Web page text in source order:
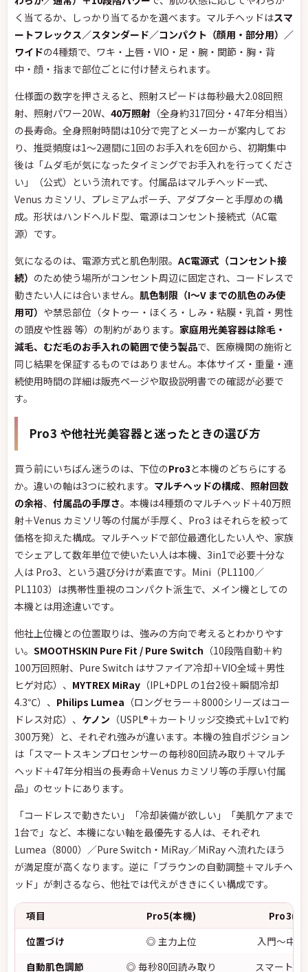
く当てるか、しっかり当てるかを選べます。マルチヘッドはスマ
ートフレックス／スタンダード／コンパクト（顔用・部分用）／
ワイドの4種類で、ワキ・上唇・VIO・足・腕・関節・胸・背
中・顔・指まで部位ごとに付け替えられます。
仕様面の数字を押さえると、照射スピードは毎秒最大2.08回照
射、照射パワー20W、 40万照射 （全身約317回分・47年分相当）
の長寿命。全身照射時間は10分で完了とメーカーが案内してお
り、推奨頻度は1〜2週間に1回のお手入れを6回から、初期集中
後は「ムダ毛が気になったタイミングでお手入れを行ってくださ
い」（公式）という流れです。付属品はマルチヘッド一式、
Venus カミソリ、プレミアムポーチ、アダプターと手厚めの構
成。形状はハンドヘルド型、電源はコンセント接続式（AC電
源）です。
気になるのは、電源方式と肌色制限。 AC電源式（コンセント接
続） のため使う場所がコンセント周辺に固定され、コードレスで
動きたい人には合いません。 肌色制限（I〜V までの肌色のみ使
用可） や禁忌部位（タトゥー・ほくろ・しみ・粘膜・乳首・男性
の頭皮や性器 等）の制約があります。 家庭用光美容器は除毛・
減毛、むだ毛のお手入れの範囲で使う製品で、医療機関の施術と
同じ結果を保証するものではありません。本体サイズ・重量・連
続使用時間の詳細は販売ページや取扱説明書での確認が必要で
す。
Pro3 や他社光美容器と迷ったときの選び方
買う前にいちばん迷うのは、下位のPro3と本機のどちらにする
か。違いの軸は3つに絞れます。 マルチヘッドの構成、 照射回数
の余裕、 付属品の手厚さ。本機は4種類のマルチヘッド＋40万照
射＋Venus カミソリ等の付属が手厚く、Pro3 はそれらを絞って
価格を抑えた構成。マルチヘッドで部位最適化したい人や、家族
でシェアして数年単位で使いたい人は本機、3in1で必要十分な
人は Pro3、という選び分けが素直です。Mini（PL1100／
PL1103）は携帯性重視のコンパクト派生で、メイン機としての
本機とは用途違いです。
他社上位機との位置取りは、強みの方向で考えるとわかりやす
い。 SMOOTHSKIN Pure Fit / Pure Switch （10段階自動＋約
100万回照射、Pure Switch はサファイア冷却＋VIO全域＋男性
ヒゲ対応）、 MYTREX MiRay （IPL+DPL の1台2役＋瞬間冷却
4.3℃）、 Philips Lumea （ロングセラー＋8000シリーズはコー
ドレス対応）、 ケノン （USPL®＋カートリッジ交換式＋Lv1で約
300万発）と、それぞれ強みが違います。本機の独自ポジション
は「スマートスキンプロセンサーの毎秒80回読み取り＋マルチ
ヘッド＋47年分相当の長寿命＋Venus カミソリ等の手厚い付属
品」のセットにあります。
「コードレスで動きたい」「冷却装備が欲しい」「美肌ケアまで
1台で」など、本機にない軸を最優先する人は、それぞれ
Lumea（8000）／Pure Switch・MiRay／MiRay へ流れたほう
が満足度が高くなります。逆に「ブラウンの自動調整＋マルチヘ
ッド」が刺さるなら、他社では代えがききにくい構成です。
項目 Pro5(本機)
Pro3(下
位置づけ
◎ 主力上位
入門〜中
自動肌色調節
◎ 毎秒80回読み取り スマートス